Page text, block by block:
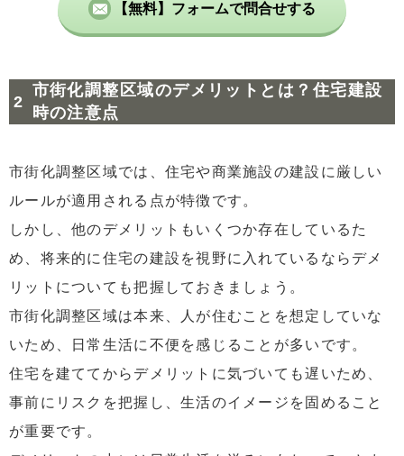
【無料】フォームで問合せする
市街化調整区域のデメリットとは？住宅建設
時の注意点
市街化調整区域では、住宅や商業施設の建設に厳しい
ルールが適用される点が特徴です。
しかし、他のデメリットもいくつか存在しているた
め、将来的に住宅の建設を視野に入れているならデメ
リットについても把握しておきましょう。
市街化調整区域は本来、人が住むことを想定していな
いため、日常生活に不便を感じることが多いです。
住宅を建ててからデメリットに気づいても遅いため、
事前にリスクを把握し、生活のイメージを固めること
が重要です。